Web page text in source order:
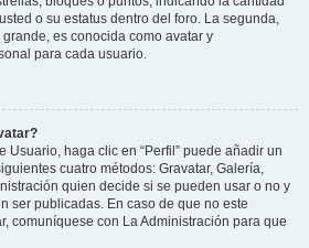
o su estatus dentro del foro. La segunda,
es conocida como avatar y
para cada usuario.
Usuario, haga clic en “Perfil” puede añadir un
cuatro métodos: Gravatar, Galería,
quien decide si se pueden usar o no y
ser publicadas. En caso de que no este
comuníquese con La Administración para que